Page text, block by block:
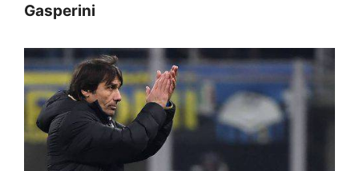
Gasperini